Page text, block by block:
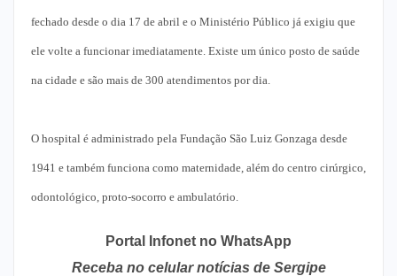
fechado desde o dia 17 de abril e o Ministério Público já exigiu que
ele volte a funcionar imediatamente. Existe um único posto de saúde
na cidade e são mais de 300 atendimentos por dia.
O hospital é administrado pela Fundação São Luiz Gonzaga desde
1941 e também funciona como maternidade, além do centro cirúrgico,
odontológico, proto-socorro e ambulatório.
Portal Infonet no WhatsApp
Receba no celular notícias de Sergipe